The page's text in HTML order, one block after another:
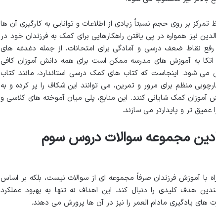
بر روی حجم نسبتاً زیادی از اطلاعات و توانایی به کارگیری آن ها
نیز همواره در پی یافتن راهکارهایی برای کمک به فرزندان خود در
نقاط ضعف درسی و آمادگی برای امتحانات، از جمله دغدغه های
به آموزش های مدرسه ممکن است برای همه دانش آموزان کافی
می شود. اینجاست که کتاب های کمک درسی استاندارد، مانند کتاب
منظم برای مرور و تمرین، می توانند این شکاف را پر کرده و به
کمک شایانی کنند. این منابع، پلی میان آموخته های کلاسی و
عمیق تر و پایدارتر می سازند.
مجموعه سوالات دروس سوم
با آموزش فرزندان صرفاً مجموعه ای از سوالات نیست، بلکه بر اساس
هدف کلیدی را دنبال کند. این اهداف نه تنها به بهبود عملکرد
یادگیری مادام العمر را نیز در آن ها پرورش می دهند.